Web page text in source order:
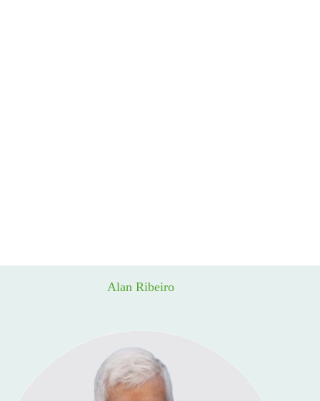
Alan Ribeiro